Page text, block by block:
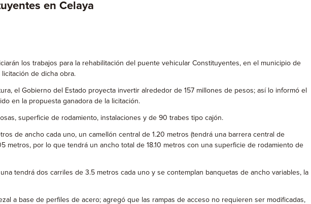
en Celaya
los trabajos para la rehabilitación del puente vehicular Constituyentes, en el municipio de
licitación de dicha obra.
el Gobierno del Estado proyecta invertir alrededor de 157 millones de pesos; así lo informó el
en la propuesta ganadora de la licitación.
superficie de rodamiento, instalaciones y de 90 trabes tipo cajón.
de ancho cada uno, un camellón central de 1.20 metros (tendrá una barrera central de
metros, por lo que tendrá un ancho total de 18.10 metros con una superficie de rodamiento de
tendrá dos carriles de 3.5 metros cada uno y se contemplan banquetas de ancho variables, la
a base de perfiles de acero; agregó que las rampas de acceso no requieren ser modificadas,